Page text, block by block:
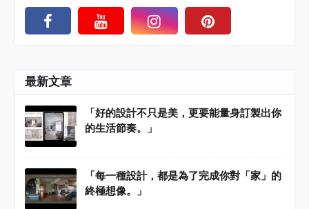
最新文章
「好的設計不只是美，更要能量身訂製出你
的生活節奏。」
「每一種設計，都是為了完成你對「家」的
終極想像。」